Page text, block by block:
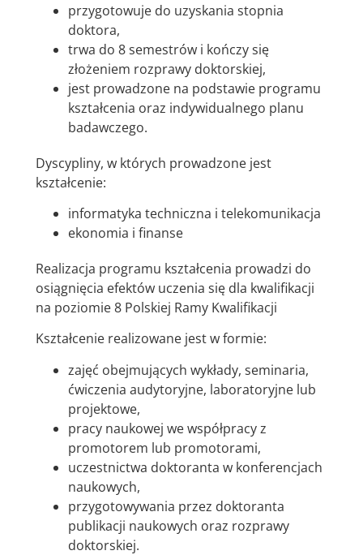
przygotowuje do uzyskania stopnia
doktora,
trwa do 8 semestrów i kończy się
złożeniem rozprawy doktorskiej,
jest prowadzone na podstawie programu
kształcenia oraz indywidualnego planu
badawczego.
Dyscypliny, w których prowadzone jest
kształcenie:
informatyka techniczna i telekomunikacja
ekonomia i finanse
Realizacja programu kształcenia prowadzi do
osiągnięcia efektów uczenia się dla kwalifikacji
na poziomie 8 Polskiej Ramy Kwalifikacji
Kształcenie realizowane jest w formie:
zajęć obejmujących wykłady, seminaria,
ćwiczenia audytoryjne, laboratoryjne lub
projektowe,
pracy naukowej we współpracy z
promotorem lub promotorami,
uczestnictwa doktoranta w konferencjach
naukowych,
przygotowywania przez doktoranta
publikacji naukowych oraz rozprawy
doktorskiej.